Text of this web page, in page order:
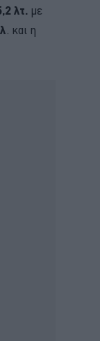
λτ. με
. και η